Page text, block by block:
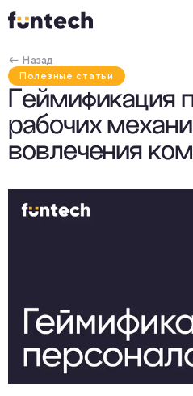
← Назад
Полезные статьи
Геймификация
рабочих
вовлечения